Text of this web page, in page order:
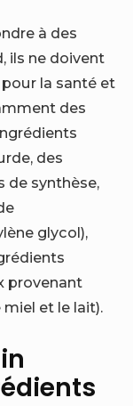
à des
ils ne doivent
la santé et
des
des
de synthèse,
glycol),
provenant
et le lait).